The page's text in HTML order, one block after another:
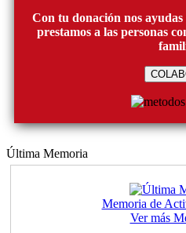
Con tu donación nos
prestamos a las personas
Última Memoria
Memoria de
Ver más